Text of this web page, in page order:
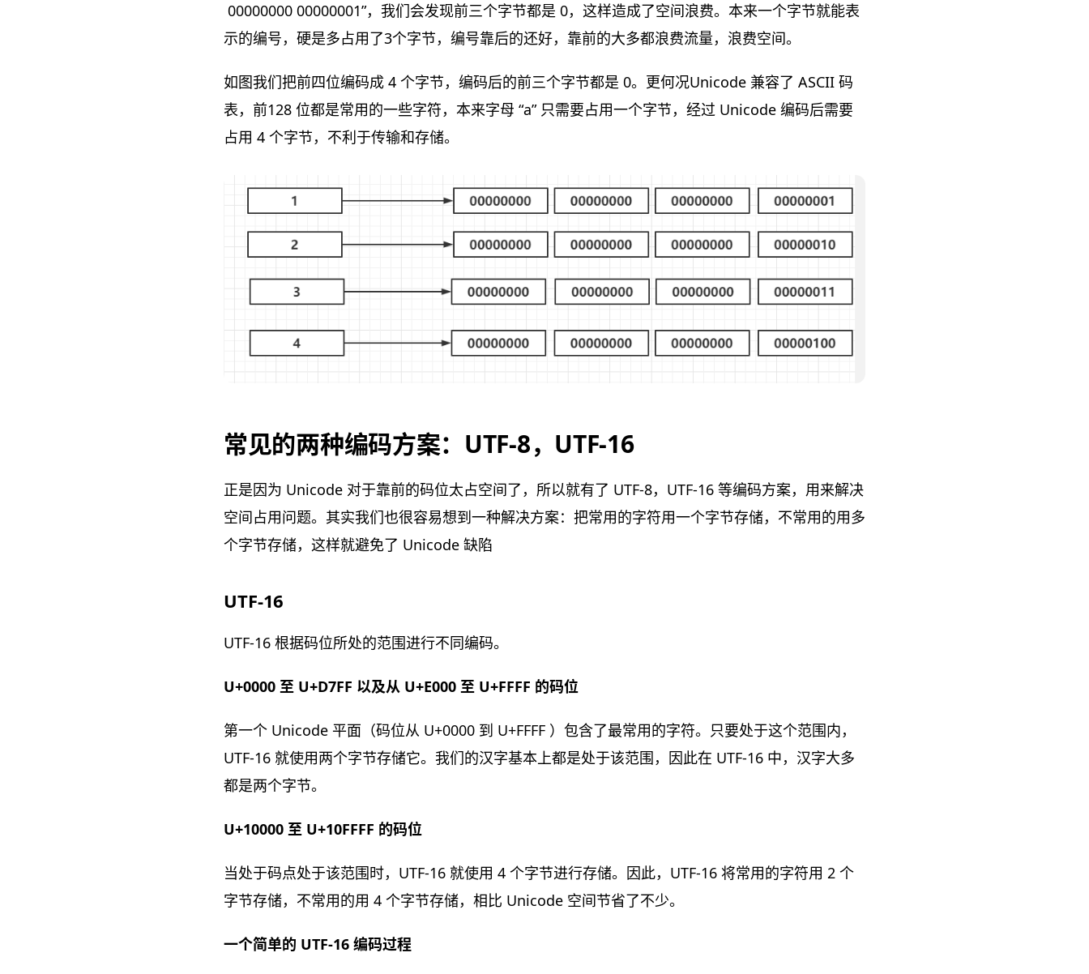
00000000 00000001”，我们会发现前三个字节都是 0，这样造成了空间浪费。本来一个字节就能表
示的编号，硬是多占用了3个字节，编号靠后的还好，靠前的大多都浪费流量，浪费空间。
如图我们把前四位编码成 4 个字节，编码后的前三个字节都是 0。更何况Unicode 兼容了 ASCII 码
表，前128 位都是常用的一些字符，本来字母 “a” 只需要占用一个字节，经过 Unicode 编码后需要
占用 4 个字节，不利于传输和存储。
常见的两种编码方案：UTF-8，UTF-16
正是因为 Unicode 对于靠前的码位太占空间了，所以就有了 UTF-8，UTF-16 等编码方案，用来解决
空间占用问题。其实我们也很容易想到一种解决方案：把常用的字符用一个字节存储，不常用的用多
个字节存储，这样就避免了 Unicode 缺陷
UTF-16
UTF-16 根据码位所处的范围进行不同编码。
U+0000 至 U+D7FF 以及从 U+E000 至 U+FFFF 的码位
第一个 Unicode 平面（码位从 U+0000 到 U+FFFF ）包含了最常用的字符。只要处于这个范围内，
UTF-16 就使用两个字节存储它。我们的汉字基本上都是处于该范围，因此在 UTF-16 中，汉字大多
都是两个字节。
U+10000 至 U+10FFFF 的码位
当处于码点处于该范围时，UTF-16 就使用 4 个字节进行存储。因此，UTF-16 将常用的字符用 2 个
字节存储，不常用的用 4 个字节存储，相比 Unicode 空间节省了不少。
一个简单的 UTF-16 编码过程